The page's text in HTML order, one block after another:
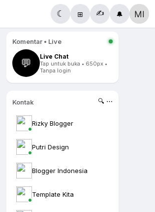
☾ ⊞ ✍️ 🔔
Komentar • Live
💬
Live Chat
Tap untuk buka • 650px •
Tanpa login
Kontak 🔍 ⋯
Rizky Blogger
Putri Design
Blogger Indonesia
Template Kita